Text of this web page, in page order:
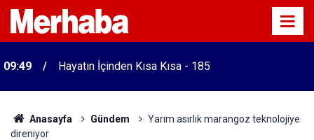
09:49 Hayatın İçinden Kısa Kısa - 185
Anasayfa Gündem
Yarım asırlık marangoz teknolojiye
direniyor